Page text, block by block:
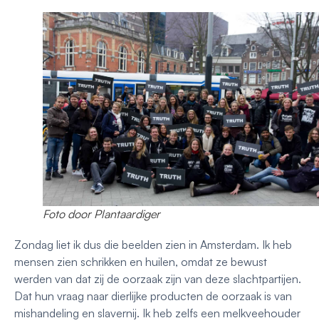
Foto door Plantaardiger
Zondag liet ik dus die beelden zien in Amsterdam. Ik heb
mensen zien schrikken en huilen, omdat ze bewust
werden van dat zij de oorzaak zijn van deze slachtpartijen.
Dat hun vraag naar dierlijke producten de oorzaak is van
mishandeling en slavernij. Ik heb zelfs een melkveehouder